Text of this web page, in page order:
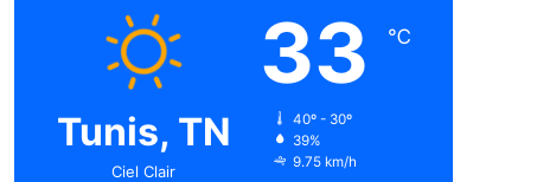
Tunis, TN
Ciel Clair
33 ℃
40º - 30º
39%
9.75 km/h